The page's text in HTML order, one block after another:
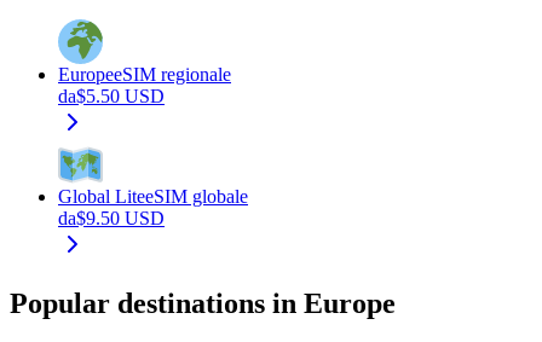
EuropeeSIM regionale
da$5.50 USD
Global LiteeSIM globale
da$9.50 USD
Popular destinations in Europe